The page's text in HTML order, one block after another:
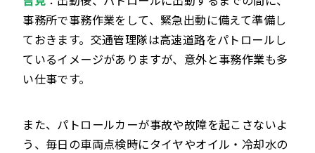
事務所で事務作業をして、緊急出動に備えて準備し
ておきます。交通管理隊は高速道路をパトロールし
ているイメージがありますが、意外と事務作業も多
い仕事です。
また、パトロールカーが事故や故障を起こさないよ
う、毎日の車両点検時にタイヤやオイル・冷却水の